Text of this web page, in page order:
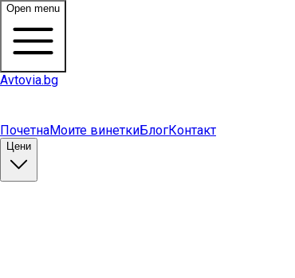
Open menu
Avtovia.bg
ПочетнаМоите винеткиБлогКонтакт
Цени